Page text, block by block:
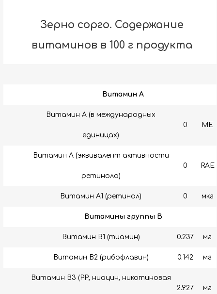
Зерно сорго. Содержание
витаминов в 100 г продукта
Витамин A
Витамин А (в международных
единицах)
0 МЕ
Витамин А (эквивалент активности
ретинола)
0 RAE
Витамин A1 (ретинол) 0 мкг
Витамины группы B
Витамин B1 (тиамин) 0.237 мг
Витамин B2 (рибофлавин) 0.142 мг
Витамин B3 (РР, ниацин, никотиновая
2.927 мг